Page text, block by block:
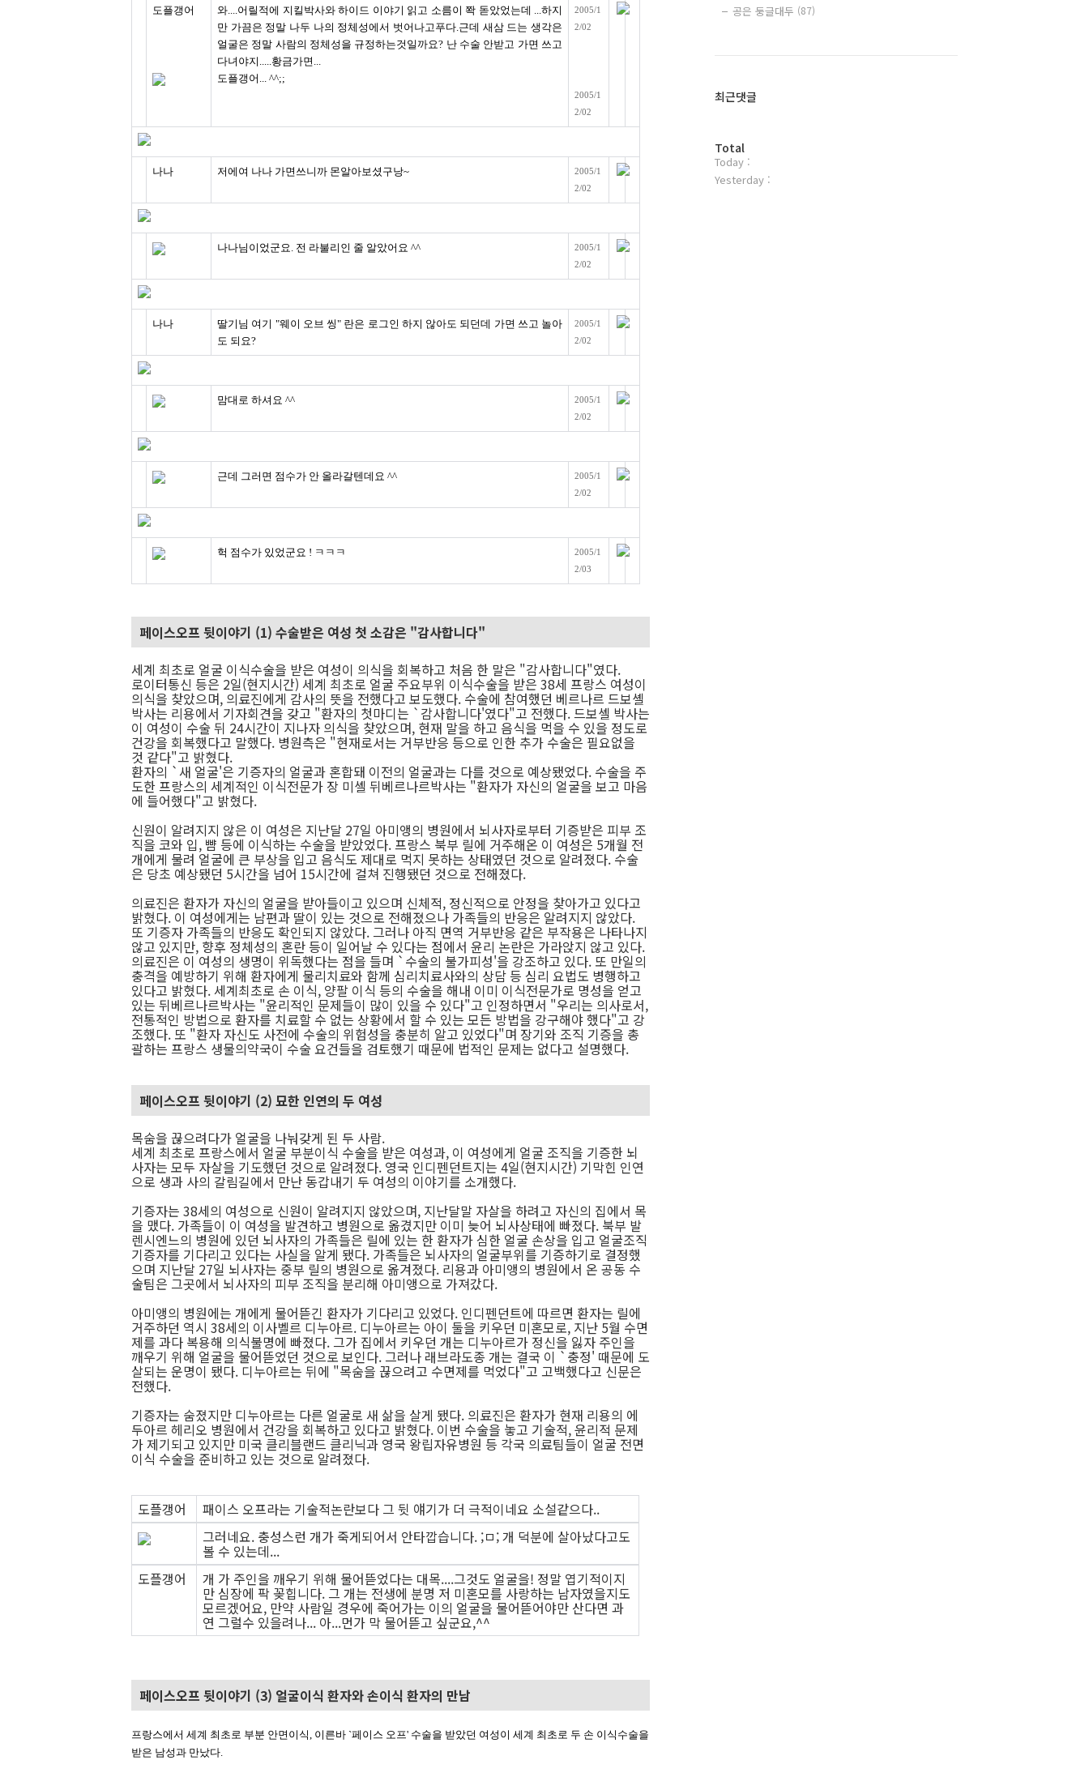
도플갱어
와....어릴적에 지킬박사와 하이드 이야기 읽고 소름이 쫙 돋았었는데 ...하지
만 가끔은 정말 나두 나의 정체성에서 벗어나고푸다.근데 새삼 드는 생각은
얼굴은 정말 사람의 정체성을 규정하는것일까요? 난 수술 안받고 가면 쓰고
다녀야지.....황금가면...
도플갱어... ^^;;
2005/1
2/02
2005/1
2/02
나나 저에여 나나 가면쓰니까 몬알아보셨구낭~
2005/1
2/02
나나님이었군요. 전 라불리인 줄 알았어요 ^^
2005/1
2/02
나나
딸기님 여기 "웨이 오브 씽" 란은 로그인 하지 않아도 되던데 가면 쓰고 놀아
도 되요?
2005/1
2/02
맘대로 하셔요 ^^
2005/1
2/02
근데 그러면 점수가 안 올라갈텐데요 ^^
2005/1
2/02
헉 점수가 있었군요 ! ㅋㅋㅋ
2005/1
2/03
페이스오프 뒷이야기 (1) 수술받은 여성 첫 소감은 "감사합니다"
세계 최초로 얼굴 이식수술을 받은 여성이 의식을 회복하고 처음 한 말은 "감사합니다"였다.
로이터통신 등은 2일(현지시간) 세계 최초로 얼굴 주요부위 이식수술을 받은 38세 프랑스 여성이
의식을 찾았으며, 의료진에게 감사의 뜻을 전했다고 보도했다. 수술에 참여했던 베르나르 드보셸
박사는 리용에서 기자회견을 갖고 "환자의 첫마디는 `감사합니다'였다"고 전했다. 드보셸 박사는
이 여성이 수술 뒤 24시간이 지나자 의식을 찾았으며, 현재 말을 하고 음식을 먹을 수 있을 정도로
건강을 회복했다고 말했다. 병원측은 "현재로서는 거부반응 등으로 인한 추가 수술은 필요없을
것 같다"고 밝혔다.
환자의 `새 얼굴'은 기증자의 얼굴과 혼합돼 이전의 얼굴과는 다를 것으로 예상됐었다. 수술을 주
도한 프랑스의 세계적인 이식전문가 장 미셸 뒤베르나르박사는 "환자가 자신의 얼굴을 보고 마음
에 들어했다"고 밝혔다.
신원이 알려지지 않은 이 여성은 지난달 27일 아미앵의 병원에서 뇌사자로부터 기증받은 피부 조
직을 코와 입, 뺨 등에 이식하는 수술을 받았었다. 프랑스 북부 릴에 거주해온 이 여성은 5개월 전
개에게 물려 얼굴에 큰 부상을 입고 음식도 제대로 먹지 못하는 상태였던 것으로 알려졌다. 수술
은 당초 예상됐던 5시간을 넘어 15시간에 걸쳐 진행됐던 것으로 전해졌다.
의료진은 환자가 자신의 얼굴을 받아들이고 있으며 신체적, 정신적으로 안정을 찾아가고 있다고
밝혔다. 이 여성에게는 남편과 딸이 있는 것으로 전해졌으나 가족들의 반응은 알려지지 않았다.
또 기증자 가족들의 반응도 확인되지 않았다. 그러나 아직 면역 거부반응 같은 부작용은 나타나지
않고 있지만, 향후 정체성의 혼란 등이 일어날 수 있다는 점에서 윤리 논란은 가라앉지 않고 있다.
의료진은 이 여성의 생명이 위독했다는 점을 들며 `수술의 불가피성'을 강조하고 있다. 또 만일의
충격을 예방하기 위해 환자에게 물리치료와 함께 심리치료사와의 상담 등 심리 요법도 병행하고
있다고 밝혔다. 세계최초로 손 이식, 양팔 이식 등의 수술을 해내 이미 이식전문가로 명성을 얻고
있는 뒤베르나르박사는 "윤리적인 문제들이 많이 있을 수 있다"고 인정하면서 "우리는 의사로서,
전통적인 방법으로 환자를 치료할 수 없는 상황에서 할 수 있는 모든 방법을 강구해야 했다"고 강
조했다. 또 "환자 자신도 사전에 수술의 위험성을 충분히 알고 있었다"며 장기와 조직 기증을 총
괄하는 프랑스 생물의약국이 수술 요건들을 검토했기 때문에 법적인 문제는 없다고 설명했다.
페이스오프 뒷이야기 (2) 묘한 인연의 두 여성
목숨을 끊으려다가 얼굴을 나눠갖게 된 두 사람.
세계 최초로 프랑스에서 얼굴 부분이식 수술을 받은 여성과, 이 여성에게 얼굴 조직을 기증한 뇌
사자는 모두 자살을 기도했던 것으로 알려졌다. 영국 인디펜던트지는 4일(현지시간) 기막힌 인연
으로 생과 사의 갈림길에서 만난 동갑내기 두 여성의 이야기를 소개했다.
기증자는 38세의 여성으로 신원이 알려지지 않았으며, 지난달말 자살을 하려고 자신의 집에서 목
을 맸다. 가족들이 이 여성을 발견하고 병원으로 옮겼지만 이미 늦어 뇌사상태에 빠졌다. 북부 발
렌시엔느의 병원에 있던 뇌사자의 가족들은 릴에 있는 한 환자가 심한 얼굴 손상을 입고 얼굴조직
기증자를 기다리고 있다는 사실을 알게 됐다. 가족들은 뇌사자의 얼굴부위를 기증하기로 결정했
으며 지난달 27일 뇌사자는 중부 릴의 병원으로 옮겨졌다. 리용과 아미앵의 병원에서 온 공동 수
술팀은 그곳에서 뇌사자의 피부 조직을 분리해 아미앵으로 가져갔다.
아미앵의 병원에는 개에게 물어뜯긴 환자가 기다리고 있었다. 인디펜던트에 따르면 환자는 릴에
거주하던 역시 38세의 이사벨르 디누아르. 디누아르는 아이 둘을 키우던 미혼모로, 지난 5월 수면
제를 과다 복용해 의식불명에 빠졌다. 그가 집에서 키우던 개는 디누아르가 정신을 잃자 주인을
깨우기 위해 얼굴을 물어뜯었던 것으로 보인다. 그러나 래브라도종 개는 결국 이 `충정' 때문에 도
살되는 운명이 됐다. 디누아르는 뒤에 "목숨을 끊으려고 수면제를 먹었다"고 고백했다고 신문은
전했다.
기증자는 숨졌지만 디누아르는 다른 얼굴로 새 삶을 살게 됐다. 의료진은 환자가 현재 리용의 에
두아르 헤리오 병원에서 건강을 회복하고 있다고 밝혔다. 이번 수술을 놓고 기술적, 윤리적 문제
가 제기되고 있지만 미국 클리블랜드 클리닉과 영국 왕립자유병원 등 각국 의료팀들이 얼굴 전면
이식 수술을 준비하고 있는 것으로 알려졌다.
도플갱어
패이스 오프라는 기술적논란보다 그 뒷 얘기가 더 극적이네요 소설같으다..
그러네요. 충성스런 개가 죽게되어서 안타깝습니다. ;ㅁ; 개 덕분에 살아났다고도
볼 수 있는데...
도플갱어
개 가 주인을 깨우기 위해 물어뜯었다는 대목....그것도 얼굴을! 정말 엽기적이지
만 심장에 팍 꽂힙니다. 그 개는 전생에 분명 저 미혼모를 사랑하는 남자였을지도
모르겠어요, 만약 사람일 경우에 죽어가는 이의 얼굴을 물어뜯어야만 산다면 과
연 그럴수 있을려나... 아...먼가 막 물어뜯고 싶군요,^^
페이스오프 뒷이야기 (3) 얼굴이식 환자와 손이식 환자의 만남
프랑스에서 세계 최초로 부분 안면이식, 이른바 `페이스 오프' 수술을 받았던 여성이 세계 최초로 두 손 이식수술을
받은 남성과 만났다.
공은 둥글대두 (87)
최근댓글
방
문
자
Total
Today :
Yesterday :